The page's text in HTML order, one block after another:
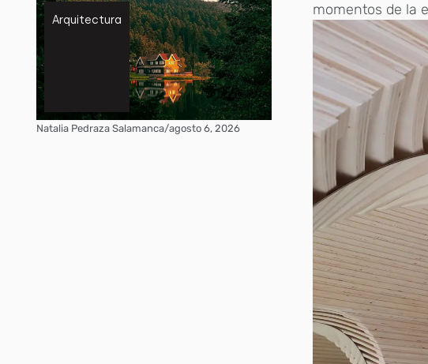
Arquitectura
Natalia Pedraza Salamanca/agosto 6, 2026
momentos de la